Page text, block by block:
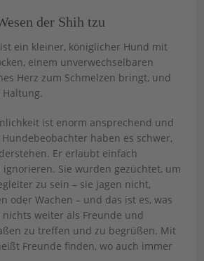
der Shih tzu
ein kleiner, königlicher Hund mit
einem unverwechselbaren
Herz zum Schmelzen bringt, und
ist enorm ansprechend und
haben es schwer,
Er erlaubt einfach
ignorieren. Sie wurden gezüchtet, um
zu sein – sie jagen nicht,
oder Wachen – und das ist es, was
weiter als Freunde und
zu treffen und zu begrüßen. Mit
Freunde finden, wo auch immer